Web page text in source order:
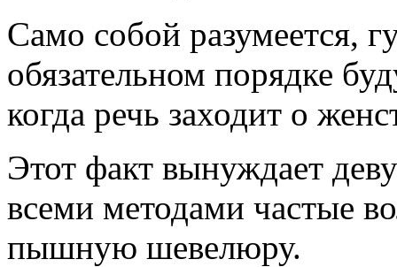
Само собой разумеется,
обязательном порядке
когда речь заходит о
Этот факт вынуждает
всеми методами частые
пышную шевелюру.